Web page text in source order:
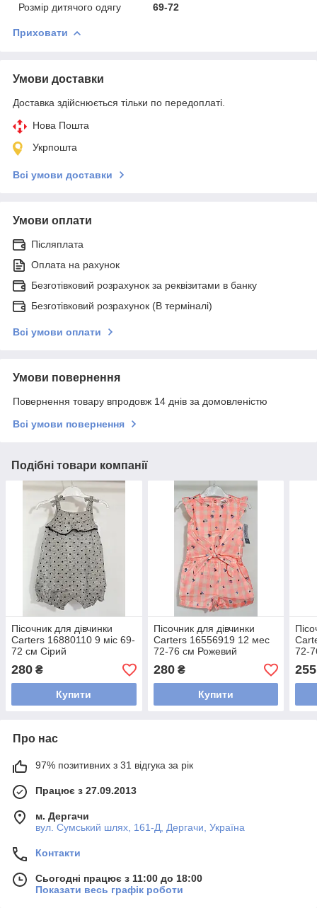
Розмір дитячого одягу
69-72
Приховати
Умови доставки
Доставка здійснюється тільки по передоплаті.
Нова Пошта
Укрпошта
Всі умови доставки
Умови оплати
Післяплата
Оплата на рахунок
Безготівковий розрахунок за реквізитами в банку
Безготівковий розрахунок (В терміналі)
Всі умови оплати
Умови повернення
Повернення товару впродовж 14 днів за домовленістю
Всі умови повернення
Подібні товари компанії
Пісочник для дівчинки
Carters 16880110 9 міс 69-
72 см Сірий
280 ₴
Купити
Пісочник для дівчинки
Carters 16556919 12 мес
72-76 см Рожевий
280₴
Купити
72-
255
Про нас
97% позитивних з 31 відгука за рік
Працює з 27.09.2013
м. Дергачи
вул. Сумський шлях, 161-Д, Дергачи, Україна
Контакти
Сьогодні працює з 11:00 до 18:00
Показати весь графік роботи